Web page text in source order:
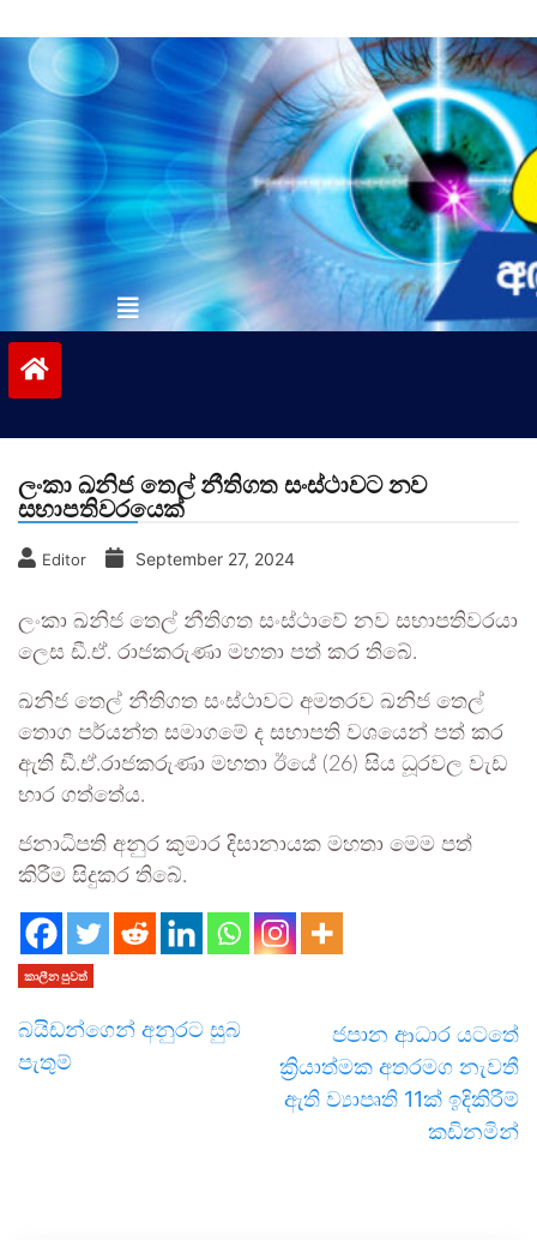
to
contentvinivida.lk
ලංකා ඛනිජ තෙල් නීතිගත සංස්ථාවට නව
සභාපතිවරයෙක්
Editor September 27, 2024
ලංකා ඛනිජ තෙල් නීතිගත සංස්ථාවේ නව සභාපතිවරයා
ලෙස ඩී.ඒ. රාජකරුණා මහතා පත් කර තිබේ.
ඛනිජ තෙල් නීතිගත සංස්ථාවට අමතරව ඛනිජ තෙල්
තොග පර්යන්ත සමාගමේ ද සභාපති වශයෙන් පත් කර
ඇති ඩී.ඒ.රාජකරුණා මහතා ඊයේ (26) සිය ධූරවල වැඩ
භාර ගත්තේය.
ජනාධිපති අනුර කුමාර දිසානායක මහතා මෙම පත්
කිරීම සිදුකර තිබේ.
කාලීන පුවත්
බයිඩන්ගෙන් අනුරට සුබ
පැතුම්
ජපාන ආධාර යටතේ
ක්‍රියාත්මක අතරමග නැවතී
ඇති ව්‍යාපෘති 11ක් ඉදිකිරීම්
කඩිනමින්